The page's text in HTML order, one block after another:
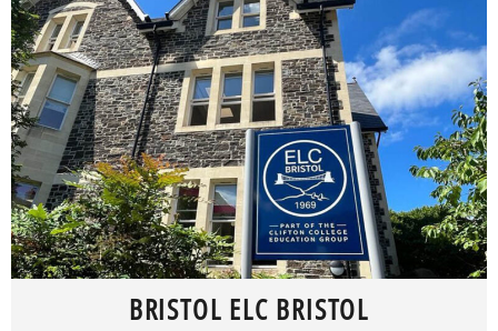
BRISTOL ELC BRISTOL